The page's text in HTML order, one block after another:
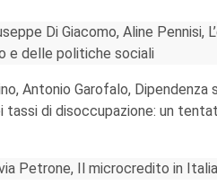
Di Giacomo, Aline
e delle politiche sociali
Antonio Garofalo,
tassi di disoccupazione: un
Petrone, Il microcredito in Italia